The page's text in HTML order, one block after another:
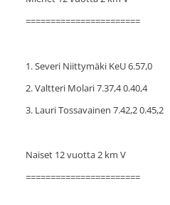
=======================
1. Severi Niittymäki KeU 6.57,0
2. Valtteri Molari 7.37,4 0.40,4
3. Lauri Tossavainen 7.42,2 0.45,2
Naiset 12 vuotta 2 km V
=======================